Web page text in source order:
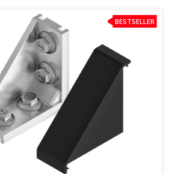
BESTSELLER